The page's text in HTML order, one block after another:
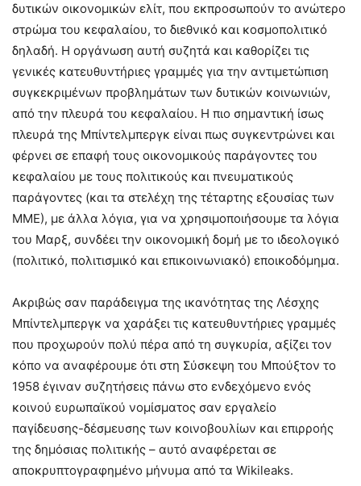
δυτικών οικονομικών ελίτ, που εκπροσωπούν το ανώτερο
στρώμα του κεφαλαίου, το διεθνικό και κοσμοπολιτικό
δηλαδή. Η οργάνωση αυτή συζητά και καθορίζει τις
γενικές κατευθυντήριες γραμμές για την αντιμετώπιση
συγκεκριμένων προβλημάτων των δυτικών κοινωνιών,
από την πλευρά του κεφαλαίου. Η πιο σημαντική ίσως
πλευρά της Μπίντελμπεργκ είναι πως συγκεντρώνει και
φέρνει σε επαφή τους οικονομικούς παράγοντες του
κεφαλαίου με τους πολιτικούς και πνευματικούς
παράγοντες (και τα στελέχη της τέταρτης εξουσίας των
ΜΜΕ), με άλλα λόγια, για να χρησιμοποιήσουμε τα λόγια
του Μαρξ, συνδέει την οικονομική δομή με το ιδεολογικό
(πολιτικό, πολιτισμικό και επικοινωνιακό) εποικοδόμημα.
Ακριβώς σαν παράδειγμα της ικανότητας της Λέσχης
Μπίντελμπεργκ να χαράξει τις κατευθυντήριες γραμμές
που προχωρούν πολύ πέρα από τη συγκυρία, αξίζει τον
κόπο να αναφέρουμε ότι στη Σύσκεψη του Μπούξτον το
1958 έγιναν συζητήσεις πάνω στο ενδεχόμενο ενός
κοινού ευρωπαϊκού νομίσματος σαν εργαλείο
παγίδευσης-δέσμευσης των κοινοβουλίων και επιρροής
της δημόσιας πολιτικής – αυτό αναφέρεται σε
αποκρυπτογραφημένο μήνυμα από τα Wikileaks.